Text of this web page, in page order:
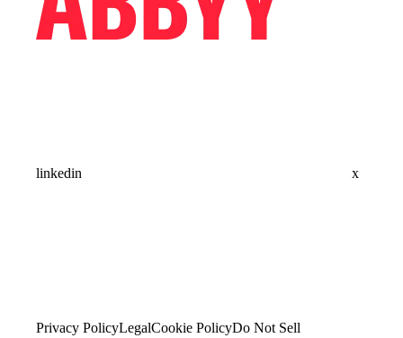
linkedin x
Privacy PolicyLegalCookie PolicyDo Not Sell